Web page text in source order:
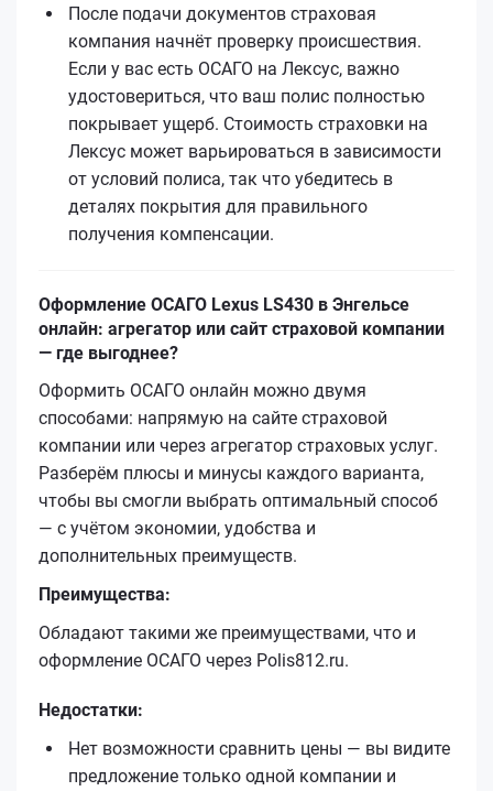
После подачи документов страховая
компания начнёт проверку происшествия.
Если у вас есть ОСАГО на Лексус, важно
удостовериться, что ваш полис полностью
покрывает ущерб. Стоимость страховки на
Лексус может варьироваться в зависимости
от условий полиса, так что убедитесь в
деталях покрытия для правильного
получения компенсации.
Оформление ОСАГО Lexus LS430 в Энгельсе
онлайн: агрегатор или сайт страховой компании
— где выгоднее?
Оформить ОСАГО онлайн можно двумя
способами: напрямую на сайте страховой
компании или через агрегатор страховых услуг.
Разберём плюсы и минусы каждого варианта,
чтобы вы смогли выбрать оптимальный способ
— с учётом экономии, удобства и
дополнительных преимуществ.
Преимущества:
Обладают такими же преимуществами, что и
оформление ОСАГО через Polis812.ru.
Недостатки:
Нет возможности сравнить цены — вы видите
предложение только одной компании и